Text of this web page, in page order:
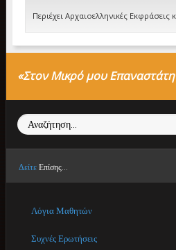
Περιέχει Αρχαιοελληνικές
«Στον Μικρό μου
Αναζήτηση...
Δείτε Επίσης...
Λόγια Μαθητών
Συχνές Ερωτήσεις